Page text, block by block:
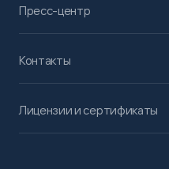
Пресс-центр
Контакты
Лицензии и сертификаты